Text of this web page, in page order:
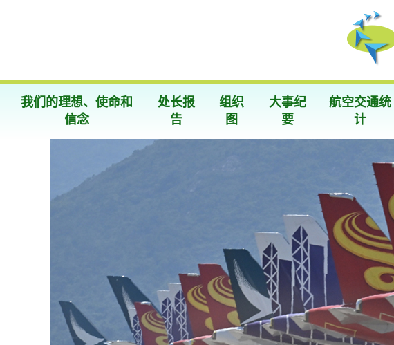
我们的理想、使命和
信念
处长报
告
组织
图
大事纪
要
航空交通统
计